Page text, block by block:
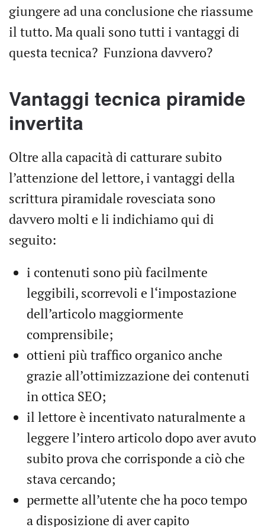
giungere ad una conclusione che riassume
il tutto. Ma quali sono tutti i vantaggi di
questa tecnica? Funziona davvero?
Vantaggi tecnica piramide
invertita
Oltre alla capacità di catturare subito
l’attenzione del lettore, i vantaggi della
scrittura piramidale rovesciata sono
davvero molti e li indichiamo qui di
seguito:
i contenuti sono più facilmente
leggibili, scorrevoli e l‘impostazione
dell’articolo maggiormente
comprensibile;
ottieni più traffico organico anche
grazie all’ottimizzazione dei contenuti
in ottica SEO;
il lettore è incentivato naturalmente a
leggere l’intero articolo dopo aver avuto
subito prova che corrisponde a ciò che
stava cercando;
permette all’utente che ha poco tempo
a disposizione di aver capito